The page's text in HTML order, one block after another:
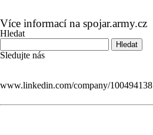
Více informací na spojar.army.cz
Hledat
Sledujte nás
www.linkedin.com/company/100494138